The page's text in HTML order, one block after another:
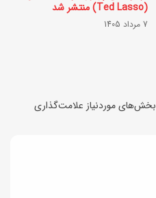
(Ted Lasso) منتشر شد
7 مرداد 1405
بخش‌های موردنیاز علامت‌گذاری